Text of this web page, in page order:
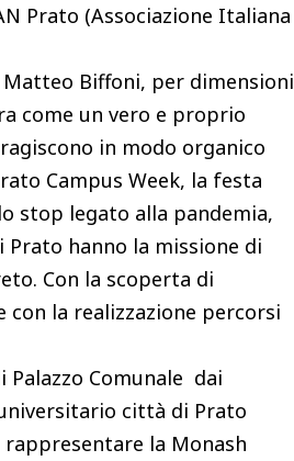
Prato (Associazione Italiana
Biffoni, per dimensioni
come un vero e proprio
in modo organico
Campus Week, la festa
stop legato alla pandemia,
hanno la missione di
Con la scoperta di
la realizzazione percorsi
Palazzo Comunale dai
città di Prato
la Monash